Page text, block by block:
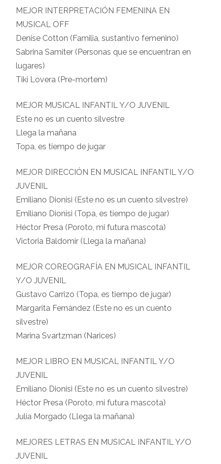
MEJOR INTERPRETACIÓN FEMENINA EN
MUSICAL OFF
Denise Cotton (Familia, sustantivo femenino)
Sabrina Samiter (Personas que se encuentran en
lugares)
Tiki Lovera (Pre-mortem)
MEJOR MUSICAL INFANTIL Y/O JUVENIL
Este no es un cuento silvestre
Llega la mañana
Topa, es tiempo de jugar
MEJOR DIRECCIÓN EN MUSICAL INFANTIL Y/O
JUVENIL
Emiliano Dionisi (Este no es un cuento silvestre)
Emiliano Dionisi (Topa, es tiempo de jugar)
Héctor Presa (Poroto, mi futura mascota)
Victoria Baldomir (Llega la mañana)
MEJOR COREOGRAFÍA EN MUSICAL INFANTIL
Y/O JUVENIL
Gustavo Carrizo (Topa, es tiempo de jugar)
Margarita Fernández (Este no es un cuento
silvestre)
Marina Svartzman (Narices)
MEJOR LIBRO EN MUSICAL INFANTIL Y/O
JUVENIL
Emiliano Dionisi (Este no es un cuento silvestre)
Héctor Presa (Poroto, mi futura mascota)
Julia Morgado (Llega la mañana)
MEJORES LETRAS EN MUSICAL INFANTIL Y/O
JUVENIL